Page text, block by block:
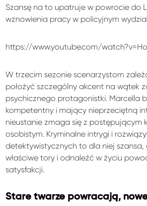
Szansę na to upatruje w powrocie do
wznowienia pracy w policyjnym
https://www.youtube.com/
W trzecim sezonie scenarzystom
położyć szczególny akcent na wątek
psychicznego protagonistki. Marcella
kompetentny i mający nieprzeciętną
nieustanie zmaga się z postępującym
osobistym. Kryminalne intrygi i
detektywistycznych to dla niej
właściwe tory i odnaleźć w życiu
satysfakcji.
Stare twarze powracają,